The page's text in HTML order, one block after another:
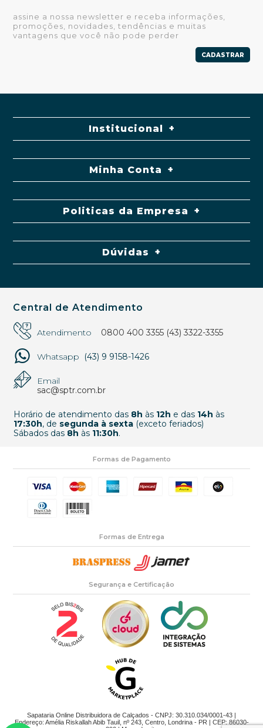
assine a nossa newsletter e receba informações,
promoções, novidades, tendências e muitas
vantagens que você não pode perder
CADASTRAR
Institucional
Minha Conta
Politicas da Empresa
Dúvidas
Central de Atendimento
Atendimento 0800 400 3355 (43) 3322-3355
Whatsapp (43) 9 9158-1426
Email
sac@sptr.com.br
Horário de atendimento das 8h às 12h e das 14h às
17:30h, de segunda à sexta(exceto feriados)
Sábados das 8h às 11:30h.
Formas de Pagamento
Formas de Entrega
Segurança e Certificação
Sapataria Online Distribuidora de Calçados - CNPJ: 30.310.034/0001-43 |
Endereço: Amélia Riskallah Abib Tauil, nº 243, Centro, Londrina - PR | CEP: 86030-